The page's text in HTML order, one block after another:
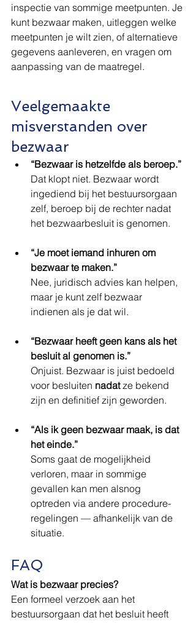
inspectie van sommige meetpunten. Je
kunt bezwaar maken, uitleggen welke
meetpunten je wilt zien, of alternatieve
gegevens aanleveren, en vragen om
aanpassing van de maatregel.
Veelgemaakte
misverstanden over
bezwaar
“Bezwaar is hetzelfde als beroep.”
Dat klopt niet. Bezwaar wordt
ingediend bij het bestuursorgaan
zelf, beroep bij de rechter nadat
het bezwaarbesluit is genomen.
“Je moet iemand inhuren om
bezwaar te maken.”
Nee, juridisch advies kan helpen,
maar je kunt zelf bezwaar
indienen als je dat wil.
“Bezwaar heeft geen kans als het
besluit al genomen is.”
Onjuist. Bezwaar is juist bedoeld
voor besluiten nadat ze bekend
zijn en definitief zijn geworden.
“Als ik geen bezwaar maak, is dat
het einde.”
Soms gaat de mogelijkheid
verloren, maar in sommige
gevallen kan men alsnog
optreden via andere procedure-
regelingen — afhankelijk van de
situatie.
FAQ
Wat is bezwaar precies?
Een formeel verzoek aan het
bestuursorgaan dat het besluit heeft